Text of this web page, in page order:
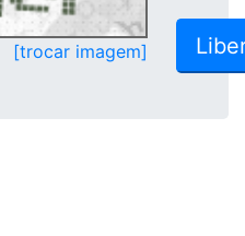
[trocar imagem]